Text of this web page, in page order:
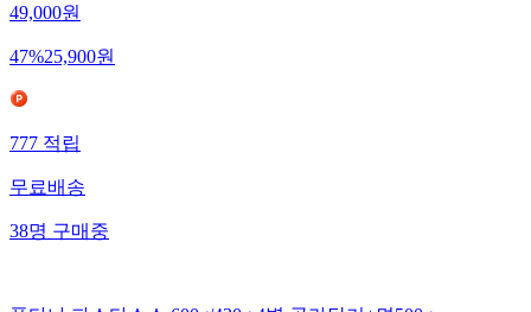
49,000원
47%25,900원
777 적립
무료배송
38명 구매중